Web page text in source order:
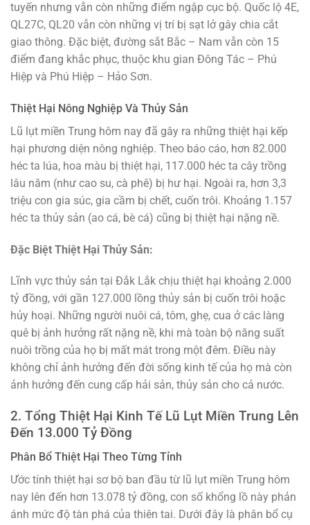
tuyến nhưng vẫn còn những điểm ngập cục bộ. Quốc lộ 4E,
QL27C, QL20 vẫn còn những vị trí bị sạt lở gây chia cắt
giao thông. Đặc biệt, đường sắt Bắc – Nam vẫn còn 15
điểm đang khắc phục, thuộc khu gian Đông Tác – Phú
Hiệp và Phú Hiệp – Hảo Sơn.
Thiệt Hại Nông Nghiệp Và Thủy Sản
Lũ lụt miền Trung hôm nay đã gây ra những thiệt hại kếp
hại phương diện nông nghiệp. Theo báo cáo, hơn 82.000
héc ta lúa, hoa màu bị thiệt hại, 117.000 héc ta cây trồng
lâu năm (như cao su, cà phê) bị hư hại. Ngoài ra, hơn 3,3
triệu con gia súc, gia cầm bị chết, cuốn trôi. Khoảng 1.157
héc ta thủy sản (ao cá, bè cá) cũng bị thiệt hại nặng nề.
Đặc Biệt Thiệt Hại Thủy Sản:
Lĩnh vực thủy sản tại Đắk Lắk chịu thiệt hại khoảng 2.000
tỷ đồng, với gần 127.000 lồng thủy sản bị cuốn trôi hoặc
hủy hoại. Những người nuôi cá, tôm, ghẹ, cua ở các làng
quê bị ảnh hưởng rất nặng nề, khi mà toàn bộ năng suất
nuôi trồng của họ bị mất mát trong một đêm. Điều này
không chỉ ảnh hưởng đến đời sống kinh tế của họ mà còn
ảnh hưởng đến cung cấp hải sản, thủy sản cho cả nước.
2. Tổng Thiệt Hại Kinh Tế Lũ Lụt Miền Trung Lên
Đến 13.000 Tỷ Đồng
Phân Bổ Thiệt Hại Theo Từng Tỉnh
Ước tính thiệt hại sơ bộ ban đầu từ lũ lụt miền Trung hôm
nay lên đến hơn 13.078 tỷ đồng, con số khổng lồ này phản
ánh mức độ tàn phá của thiên tai. Dưới đây là phân bổ cụ